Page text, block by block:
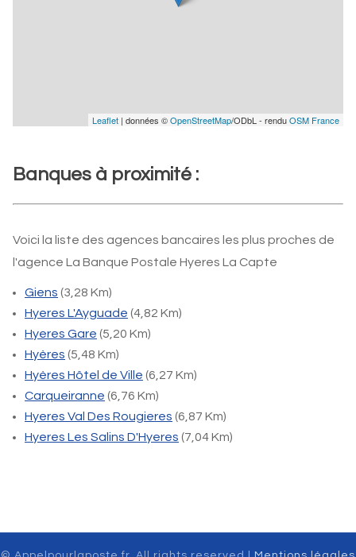
Leaflet | données ©OpenStreetMap/ODbL - renduOSM France
Banques à proximité :
Voici la liste des agences bancaires les plus proches de
l'agence La Banque Postale Hyeres La Capte
Giens (3,28 Km)
Hyeres L'Ayguade (4,82 Km)
Hyeres Gare (5,20 Km)
Hyères (5,48 Km)
Hyères Hôtel de Ville (6,27 Km)
Carqueiranne (6,76 Km)
Hyeres Val Des Rougieres (6,87 Km)
Hyeres Les Salins D'Hyeres (7,04 Km)